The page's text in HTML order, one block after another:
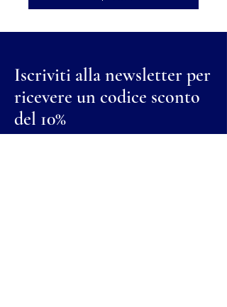
Iscriviti alla newsletter per
ricevere un codice sconto
del 10%